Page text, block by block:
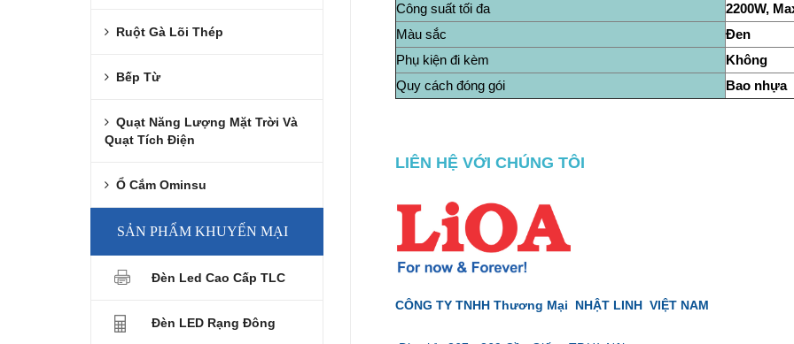
Ruột Gà Lõi Thép
Bếp Từ
Quạt Năng Lượng Mặt Trời Và
Quạt Tích Điện
Ổ Cắm Ominsu
SẢN PHẨM KHUYẾN MẠI
Đèn Led Cao Cấp TLC
Đèn LED Rạng Đông
Công suất tối đa
2200W,
Màu sắc
Đen
Phụ kiện đi kèm
Không
Quy cách đóng gói
Bao nhựa
LIÊN HỆ VỚI CHÚNG TÔI
CÔNG TY TNHH Thương Mại NHẬT LINH VIỆT NAM